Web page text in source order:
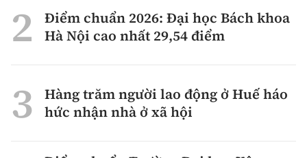
Điểm chuẩn 2026: Đại học Bách khoa
Hà Nội cao nhất 29,54 điểm
Hàng trăm người lao động ở Huế háo
hức nhận nhà ở xã hội